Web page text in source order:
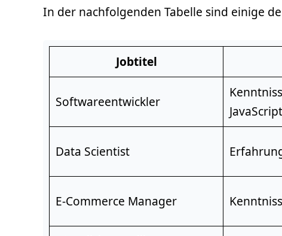
In der nachfolgenden Tabelle sind einige
Jobtitel
Softwareentwickler
JavaScript
Data Scientist
E-Commerce Manager